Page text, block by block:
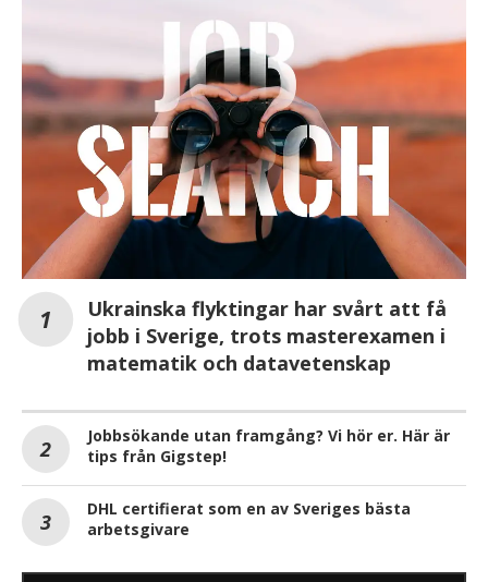
Ukrainska flyktingar har svårt att få
jobb i Sverige, trots masterexamen i
matematik och datavetenskap
Jobbsökande utan framgång? Vi hör er. Här är
tips från Gigstep!
DHL certifierat som en av Sveriges bästa
arbetsgivare